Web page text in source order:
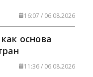
16:07 / 06.08.2026
основа
11:36 / 06.08.2026